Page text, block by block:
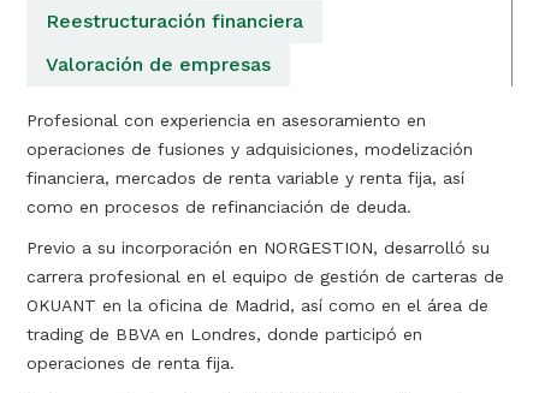
Reestructuración financiera
Valoración de empresas
Profesional con experiencia en asesoramiento en
operaciones de fusiones y adquisiciones, modelización
financiera, mercados de renta variable y renta fija, así
como en procesos de refinanciación de deuda.
Previo a su incorporación en NORGESTION, desarrolló su
carrera profesional en el equipo de gestión de carteras de
OKUANT en la oficina de Madrid, así como en el área de
trading de BBVA en Londres, donde participó en
operaciones de renta fija.